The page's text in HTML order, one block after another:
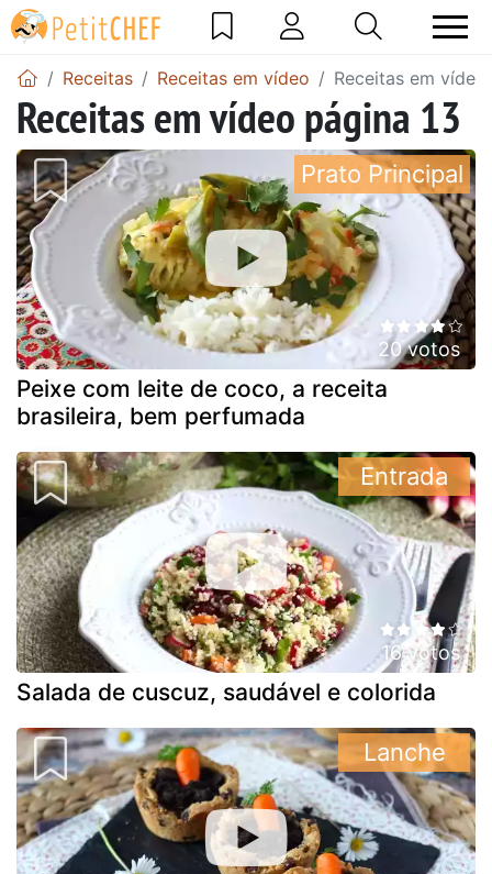
Receitas Receitas em vídeo Receitas em vídeo
Receitas em vídeo página 13
20 votos
Peixe com leite de coco, a receita
brasileira, bem perfumada
Prato Principal
16 votos
Salada de cuscuz, saudável e colorida
Entrada
Lanche